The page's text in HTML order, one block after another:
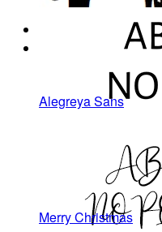
Alegreya Sans
Merry Christmas